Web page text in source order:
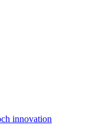
innovation